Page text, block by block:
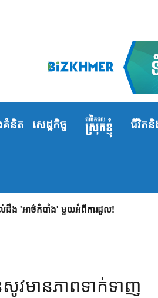
គំនិត សេដ្ឋកិច្ច ជីវិត
ល់ដឹង 'អាថ៌កំបាំង' មួយអំពីការដួល!
វ​មាន​ភាព​ទាក់​ទាញ​